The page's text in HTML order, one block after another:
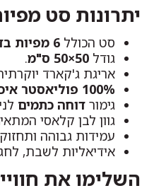
יתרונות סט
סט הכולל 6 מפיות בד
גודל 50×50 ס"מ
.
אריגת ג'קארד
100% פוליאסטר איכותי
גימור דוחה כתמים
גוון לבן קלאסי
עמידות גבוהה
אידיאליות לשבת,
השלימו את